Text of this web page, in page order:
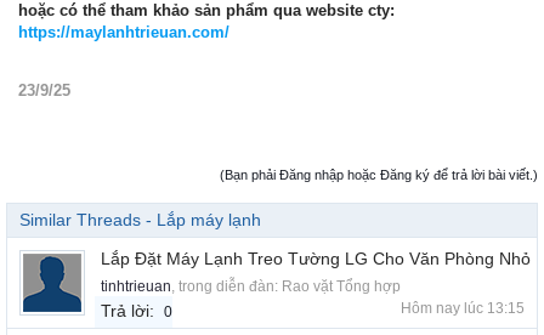
hoặc có thể tham khảo sản phẩm qua website cty:
https://maylanhtrieuan.com/
23/9/25
(Bạn phải Đăng nhập hoặc Đăng ký để trả lời bài viết.)
Similar Threads - Lắp máy lạnh
Lắp Đặt Máy Lạnh Treo Tường LG Cho Văn Phòng Nhỏ
tinhtrieuan, trong diễn đàn: Rao vặt Tổng hợp
Trả lời: 0 Hôm nay lúc 13:15